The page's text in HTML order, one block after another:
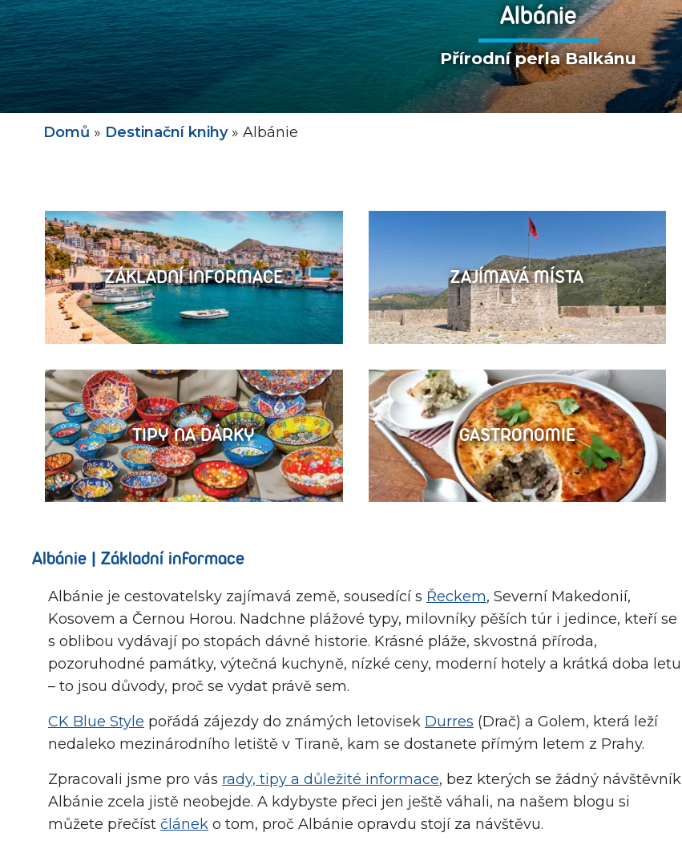
Albánie
Přírodní perla Balkánu
Domů » Destinační knihy» Albánie
ZÁKLADNÍ INFORMACE ZAJÍMAVÁ MÍSTA
TIPY NA DÁRKY GASTRONOMIE
Albánie | Základní informace
Albánie je cestovatelsky zajímavá země, sousedící s Řeckem, Severní Makedonií,
Kosovem a Černou Horou. Nadchne plážové typy, milovníky pěších túr i jedince, kteří se
s oblibou vydávají po stopách dávné historie. Krásné pláže, skvostná příroda,
pozoruhodné památky, výtečná kuchyně, nízké ceny, moderní hotely a krátká doba letu
– to jsou důvody, proč se vydat právě sem.
CK Blue Style pořádá zájezdy do známých letovisek Durres (Drač) a Golem, která leží
nedaleko mezinárodního letiště v Tiraně, kam se dostanete přímým letem z Prahy.
Zpracovali jsme pro vás rady, tipy a důležité informace, bez kterých se žádný návštěvník
Albánie zcela jistě neobejde. A kdybyste přeci jen ještě váhali, na našem blogu si
můžete přečíst článek o tom, proč Albánie opravdu stojí za návštěvu.